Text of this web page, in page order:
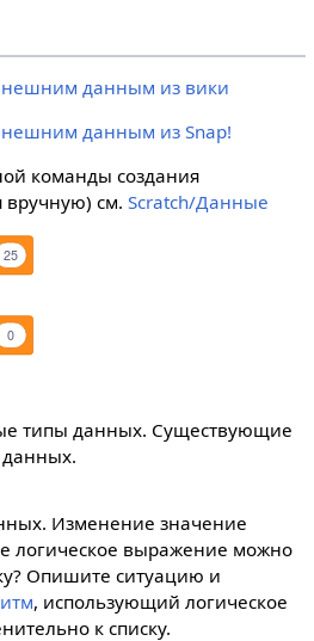
данным из вики
данным из Snap!
команды создания
вручную) см. Scratch/Данные
25
0
типы данных. Существующие
Изменение значение
логическое выражение можно
Опишите ситуацию и
, использующий логическое
к списку.